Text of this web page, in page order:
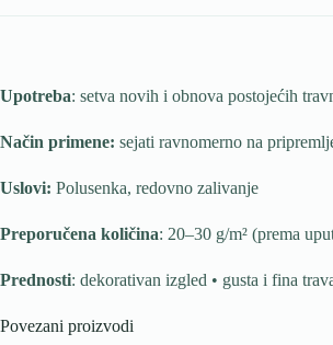
Upotreba: setva novih i obnova postojećih
Način primene: sejati ravnomerno na
Uslovi: Polusenka, redovno zalivanje
Preporučena količina: 20–30 g/m² (prema
Prednosti: dekorativan izgled • gusta i fina
Povezani proizvodi